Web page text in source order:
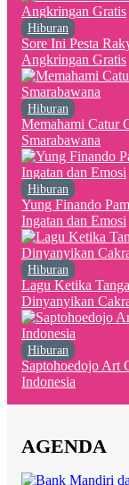
Hiburan
Sore Ini Pesta
Angkringan Gratis
Hiburan
Memahami Catur
Smarabawana
Hiburan
Yung Finando
Ingatan dan Emosi
Hiburan
Lagu Ketika
Dinyanyikan
Hiburan
Saptohoedojo Art
Indonesia
AGENDA